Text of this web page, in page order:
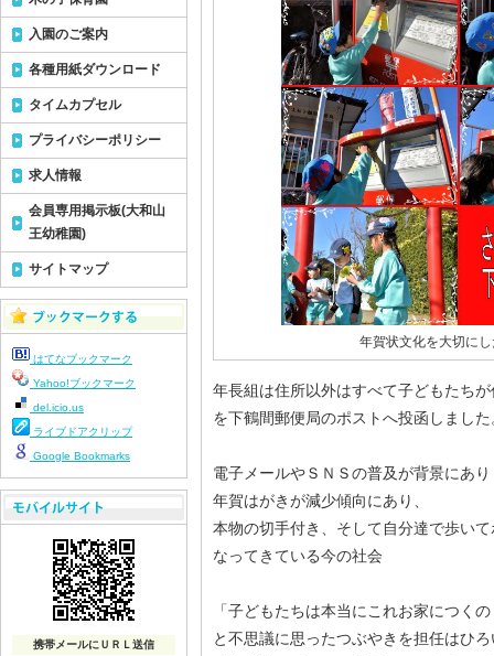
年賀状文化を大切に
年長組は住所以外はすべて子どもたち
を下鶴間郵便局のポストへ投函しました
電子メールやＳＮＳの普及が背景にあり
年賀はがきが減少傾向にあり、
本物の切手付き、そして自分達で歩い
なってきている今の社会
「子どもたちは本当にこれお家につく
と不思議に思ったつぶやきを担任はひろ
入園のご案内
各種用紙ダウンロード
タイムカプセル
プライバシーポリシー
求人情報
会員専用掲示板(大和山
王幼稚園)
サイトマップ
はてなブックマーク
Yahoo!ブックマーク
del.icio.us
ライブドアクリップ
Google Bookmarks
携帯メールにＵＲＬ送信